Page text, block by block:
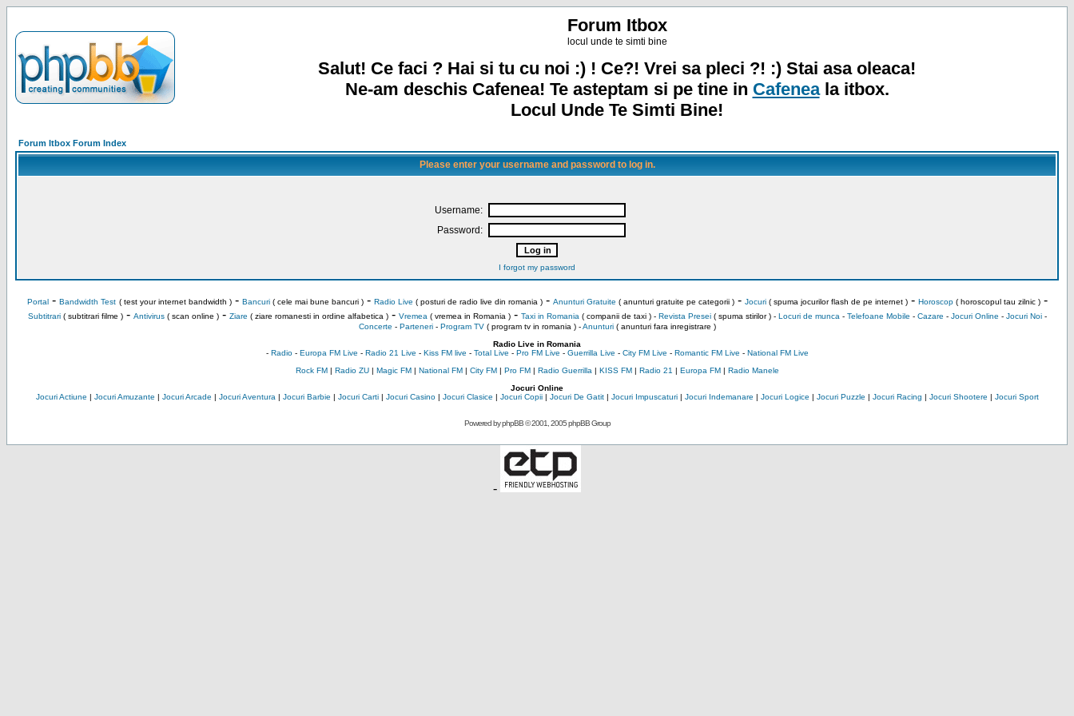
Forum Itbox
locul unde te simti bine
Salut! Ce faci ? Hai si tu cu noi :) ! Ce?! Vrei sa pleci ?! :) Stai asa oleaca!
Ne-am deschis Cafenea! Te asteptam si pe tine in Cafeneala itbox.
Locul Unde Te Simti Bine!
Forum Itbox Forum Index
Please enter your username and password to log in.
Username:
Password:
I forgot my password
Portal- Bandwidth Test ( test your internet bandwidth )- Bancuri( cele mai bune bancuri )- Radio Live ( posturi de radio live din romania )- Anunturi Gratuite ( anunturi gratuite pe categorii )- Jocuri( spuma jocurilor flash de pe internet )- Horoscop( horoscopul tau zilnic )-
Subtitrari( subtitrari filme )- Antivirus( scan online )- Ziare ( ziare romanesti in ordine alfabetica )- Vremea ( vremea in Romania )- Taxi in Romania ( companii de taxi ) - Revista Presei( spuma stirilor ) - Locuri de munca - Telefoane Mobile - Cazare - Jocuri Online - Jocuri Noi-
Concerte - Parteneri- Program TV( program tv in romania )-Anunturi( anunturi fara inregistrare )
Radio Live in Romania
- Radio- Europa FM Live - Radio 21 Live - Kiss FM live - Total Live - Pro FM Live - Guerrilla Live - City FM Live - Romantic FM Live - National FM Live
Rock FM| Radio ZU| Magic FM| National FM| City FM| Pro FM| Radio Guerrilla | KISS FM| Radio 21 | Europa FM| Radio Manele
Jocuri Online
Jocuri Actiune | Jocuri Amuzante | Jocuri Arcade | Jocuri Aventura | Jocuri Barbie | Jocuri Carti| Jocuri Casino| Jocuri Clasice | Jocuri Copii| Jocuri De Gatit| Jocuri Impuscaturi| Jocuri Indemanare | Jocuri Logice | Jocuri Puzzle | Jocuri Racing | Jocuri Shootere | Jocuri Sport
Powered byphpBB© 2001, 2005 phpBB Group
-